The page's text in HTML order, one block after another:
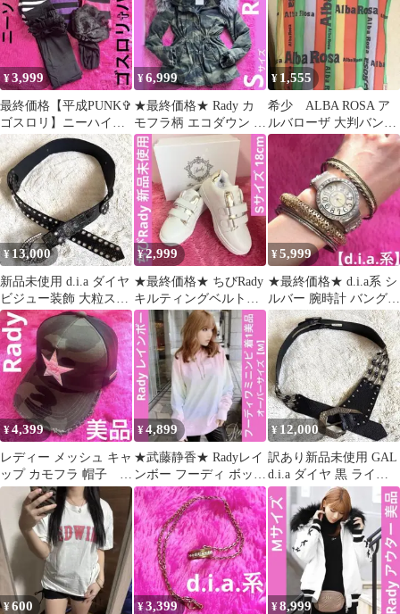
¥3,999
最終価格【平成PUNK✞
ゴスロリ】ニーハイソ
ックス 5点セット ボー
ダー レース
¥6,999
★最終価格★ Rady カ
モフラ柄 エコダウン 迷
彩柄【平成ギャル】S
美品
¥1,555
希少 ALBA ROSA ア
ルバローザ 大判バンダ
ナY2K d.i.a 好きにも
¥13,000
新品未使用 d.i.a ダイヤ
ビジュー装飾 大粒スト
ーン付きベルト シルバ
ー黒
¥2,999
★最終価格★ ちびRady
キルティングベルトス
ニーカー Sサイズ 18cm
白
¥5,999
★最終価格★ d.i.a系 シ
ルバー 腕時計 バングル
【平成ギャル】ジャン
ク品
¥4,399
レディー メッシュ キャ
ップ カモフラ 帽子 迷
彩柄【平成ギャル】
Rady
¥4,899
★武藤静香★ Radyレイ
ンボー フーディ ボック
スロゴ 虹【平成ギャ
ル】 M
¥ 12,000
訳あり新品未使用 GAL
d.i.a ダイヤ 黒 ライン
ストーン付ベルト Y2K
¥600 ¥3,399 ¥8,999